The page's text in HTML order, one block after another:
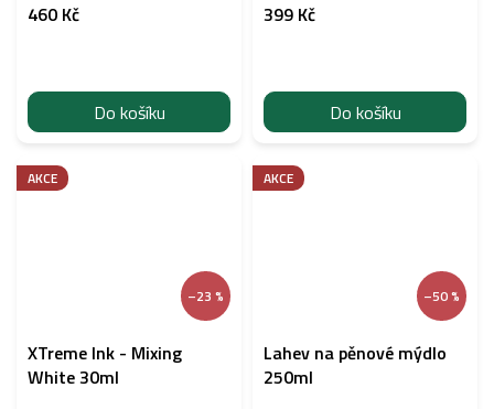
460 Kč
Do košíku
399 Kč
Do košíku
AKCE
–23 %
XTreme Ink - Mixing
White 30ml
AKCE
–50 %
Lahev na pěnové mýdlo
250ml